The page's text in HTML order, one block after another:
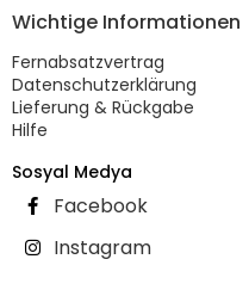
Wichtige Informationen
Fernabsatzvertrag
Datenschutzerklärung
Lieferung & Rückgabe
Hilfe
Sosyal Medya
Facebook
Instagram